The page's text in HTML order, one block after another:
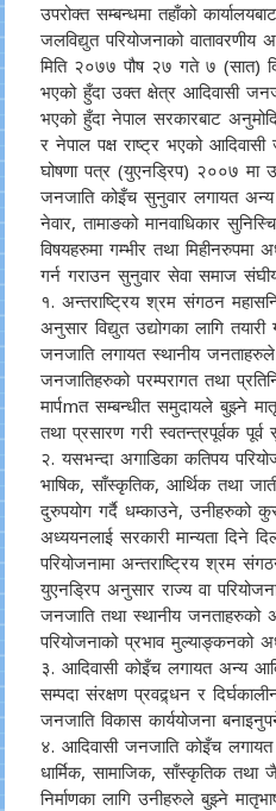
उपरोक्त सम्बन्धमा तहाँको
जलविद्युत परियोजनाको
मिति २०७७ पौष २७ गते ७ (सात)
भएको हुँदा उक्त क्षेत्र आदिवासी
भएको हुँदा नेपाल सरकारबाट
र नेपाल पक्ष राष्ट्र भएको आदिवासी
घोषणा पत्र (युएनड्रिप) २००७ मा
जनजाति कोइँच सुनुवार लगायत अन्य
नेवार, तामाङको मानवाधिकार
विषयहरुमा गम्भीर तथा
गर्न गराउन सुनुवार सेवा समाज
१. अन्तराष्ट्रिय श्रम संगठन
अनुसार विद्युत उद्योगका लागि
जनजाति लगायत स्थानीय
जनजातिहरुको परम्परागत तथा
मार्पmत सम्बन्धीत समुदायले बुझ्ने
तथा प्रसारण गरी स्वतन्त्रपूर्वक
२. यसभन्दा अगाडिका कतिपय
भाषिक, साँस्कृतिक, आर्थिक तथा
दुरुपयोग गर्दै धम्काउने, उनीहरुको
अध्ययनलाई सरकारी मान्यता दिने
परियोजनामा अन्तराष्ट्रिय श्रम
युएनड्रिप अनुसार राज्य वा
जनजाति तथास्थानीय जनताहरुको
परियोजनाको प्रभाव मुल्याङ्कनको
३. आदिवासी कोइँच लगायत अन्य
सम्पदा संरक्षण प्रवद्र्धन र
जनजाति विकास कार्ययोजना
४. आदिवासी जनजाति कोइँच
धार्मिक, सामाजिक, साँस्कृतिक तथा
निर्माणका लागि उनीहरुले बुझ्ने